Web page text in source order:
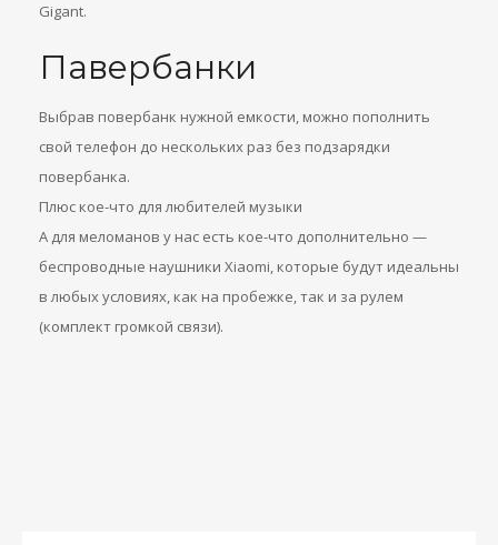
Gigant.
Павербанки
Выбрав повербанк нужной емкости, можно пополнить
свой телефон до нескольких раз без подзарядки
повербанка.
Плюс кое-что для любителей музыки
А для меломанов у нас есть кое-что дополнительно —
беспроводные наушники Xiaomi, которые будут идеальны
в любых условиях, как на пробежке, так и за рулем
(комплект громкой связи).